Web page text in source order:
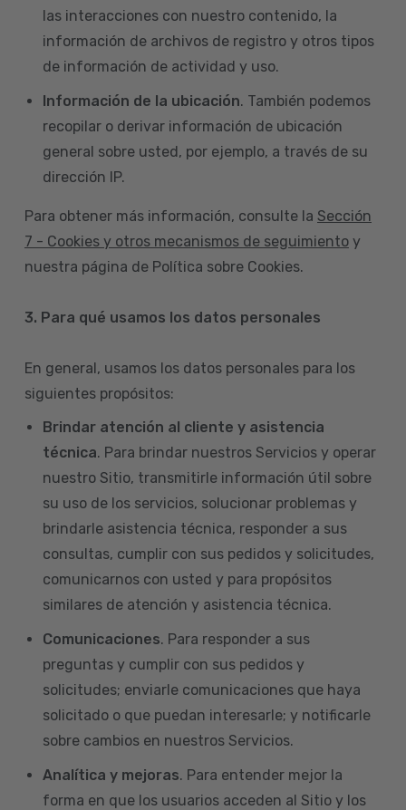
las interacciones con nuestro contenido, la
información de archivos de registro y otros tipos
de información de actividad y uso.
Información de la ubicación. También podemos
recopilar o derivar información de ubicación
general sobre usted, por ejemplo, a través de su
dirección IP.
Para obtener más información, consulte la Sección
7 - Cookies y otros mecanismos de seguimiento y
nuestra página de Política sobre Cookies.
3. Para qué usamos los datos personales
En general, usamos los datos personales para los
siguientes propósitos:
Brindar atención al cliente y asistencia
técnica. Para brindar nuestros Servicios y operar
nuestro Sitio, transmitirle información útil sobre
su uso de los servicios, solucionar problemas y
brindarle asistencia técnica, responder a sus
consultas, cumplir con sus pedidos y solicitudes,
comunicarnos con usted y para propósitos
similares de atención y asistencia técnica.
Comunicaciones. Para responder a sus
preguntas y cumplir con sus pedidos y
solicitudes; enviarle comunicaciones que haya
solicitado o que puedan interesarle; y notificarle
sobre cambios en nuestros Servicios.
Analítica y mejoras. Para entender mejor la
forma en que los usuarios acceden al Sitio y los